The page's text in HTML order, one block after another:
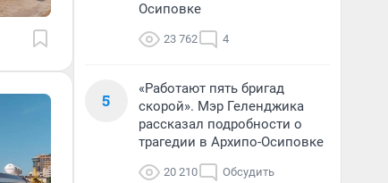
Осиповке
23 762 4
5
«Работают пять бригад
скорой». Мэр Геленджика
рассказал подробности о
трагедии в Архипо-Осиповке
20 210 Обсудить